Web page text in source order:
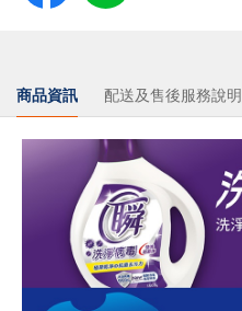
商品資訊 配送及售後服務說明